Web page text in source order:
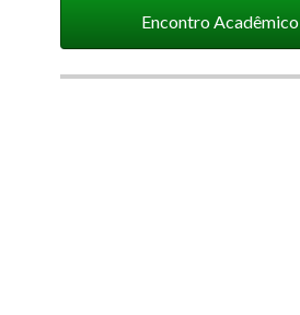
Encontro Acadêmico